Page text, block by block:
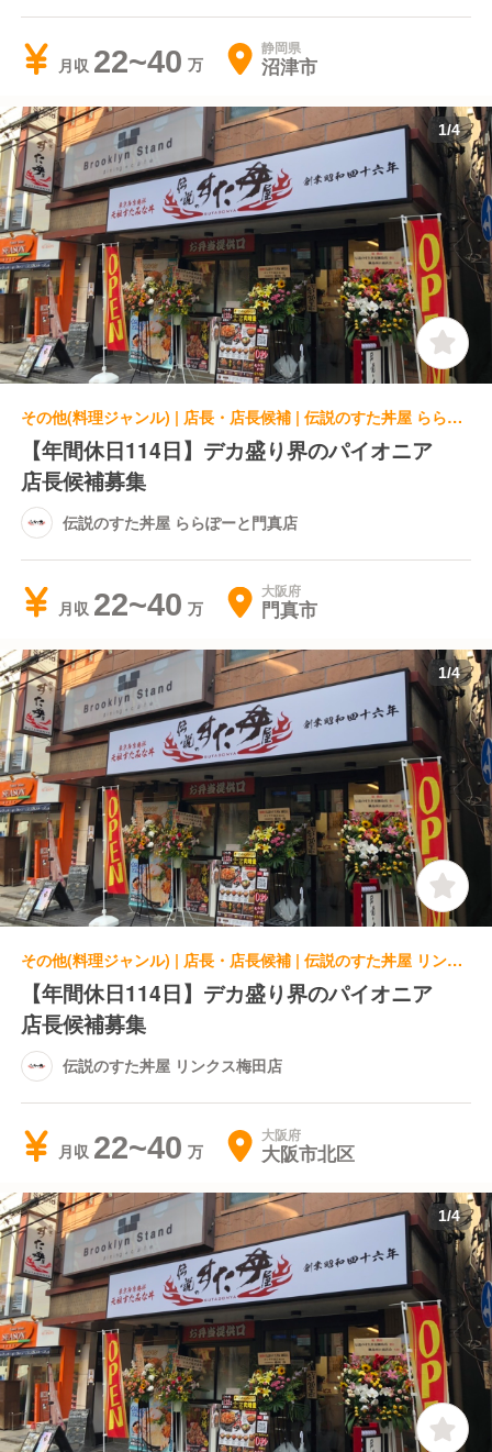
月収 22~40 静岡県
沼津市
1/4
その他(料理ジャンル) | 店長・店長候補 | 伝説のすた丼屋 ららぽーと門真店
【年間休日114日】デカ盛り界のパイオニア
店長候補募集
伝説のすた丼屋 ららぽーと門真店
月収 22~40 大阪府
門真市
1/4
その他(料理ジャンル) | 店長・店長候補 | 伝説のすた丼屋 リンクス梅田店
【年間休日114日】デカ盛り界のパイオニア
店長候補募集
伝説のすた丼屋 リンクス梅田店
月収 22~40 大阪府
大阪市北区
1/4